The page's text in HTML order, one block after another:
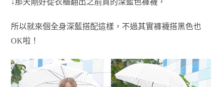
所以就來個全身深藍搭配這樣，不過其實褲襪搭黑色也
OK啦！